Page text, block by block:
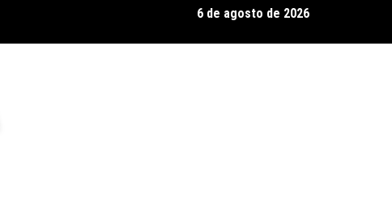
Esplanada fica pequena e CÊ TÁ DOIDO FESTIVAL anuncia mudança
6 de agosto de 2026